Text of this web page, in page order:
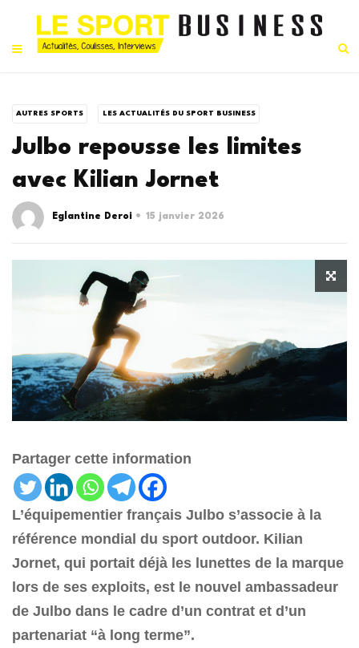
AUTRES SPORTS LES ACTUALITÉS DU SPORT BUSINESS
Julbo repousse les limites
avec Kilian Jornet
Eglantine Deroi 15 janvier 2026
Partager cette information
L’équipementier français Julbo s’associe à la
référence mondial du sport outdoor. Kilian
Jornet, qui portait déjà les lunettes de la marque
lors de ses exploits, est le nouvel ambassadeur
de Julbo dans le cadre d’un contrat et d’un
partenariat “à long terme”.